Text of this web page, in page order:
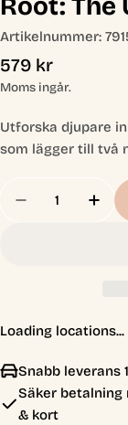
Artikelnummer:
Ordinarie
pris
579 kr
Moms ingår.
Utforska djupare
som lägger till två
Minska
Loading locations...
Snabb leverans
Säker betalning
& kort